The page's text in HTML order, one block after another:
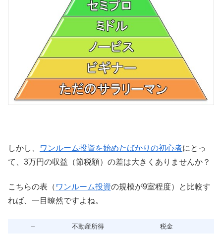
しかし、 ワンルーム投資を始めたばかりの初心者にとっ
て、3万円の収益（節税額）の差は大きくありませんか？
こちらの表（ ワンルーム投資の規模が9室程度）と比較す
れば、一目瞭然ですよね。
– 不動産所得
税金